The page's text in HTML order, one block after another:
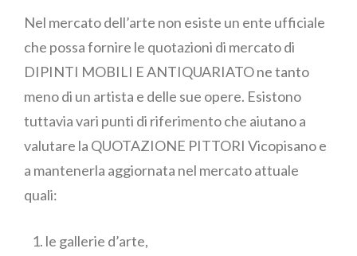
Nel mercato dell’arte non esiste un ente ufficiale
che possa fornire le quotazioni di mercato di
DIPINTI MOBILI E ANTIQUARIATO ne tanto
meno di un artista e delle sue opere. Esistono
tuttavia vari punti di riferimento che aiutano a
valutare la QUOTAZIONE PITTORI Vicopisano e
a mantenerla aggiornata nel mercato attuale
quali:
le gallerie d’arte,